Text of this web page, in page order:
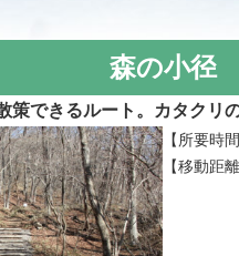
森の小径
策できるルート。カタクリ
【所要時
【移動距